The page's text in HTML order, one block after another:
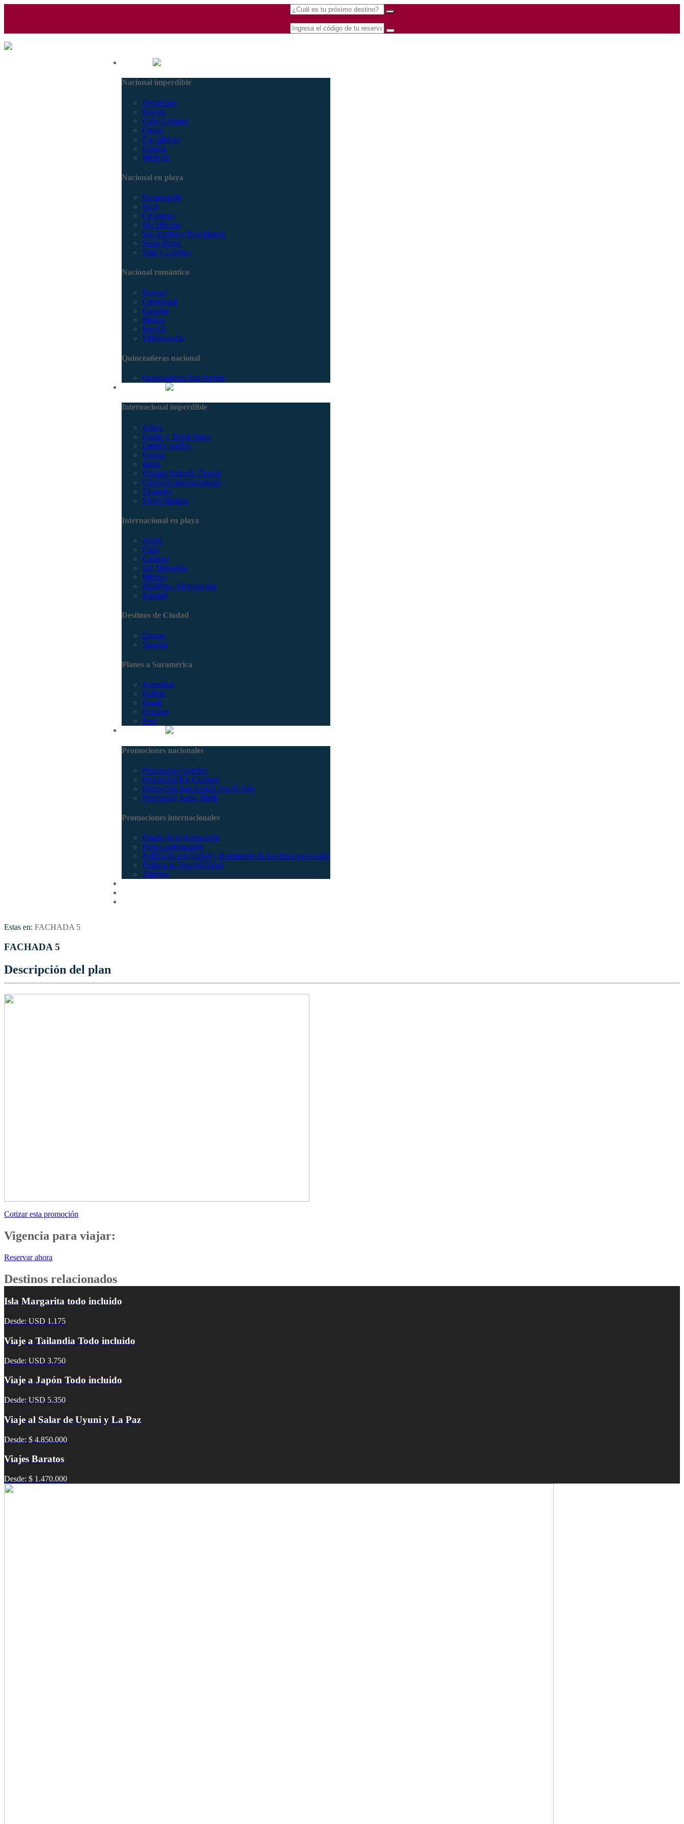
Nacional imperdible
Amazonas
Bogotá
Caño Cristales
Chocó
Eje cafetero
Guajira
Medellín
Nacional en playa
Barranquilla
Barú
Cartagena
Isla Múcura
San Andrés y Providencia
Santa Marta
Tolú y coveñas
Nacional romántico
Boyacá
Capurganá
Girardot
Melgar
San Gil
Villavicencio
Quinceañeras nacional
Quinceañeras San Andrés
Internacional imperdible
Africa
Egipto y Tierra Santa
Estados unidos
Europa
Japón
Parques Orlando Florida
Cruceros internacionales
Tailandia
Viajes Baratos
Internacional en playa
Aruba
Cuba
Curacao
Isla Margarita
México
República Dominicana
Panamá
Destinos de Ciudad
Europa
Turquía
Planes a Suramérica
Argentina
Bolivia
Brasil
Ecuador
Perú
Promociones nacionales
Promocion Coveñas
Promoción Eje Cafetero
Promoción San Andrés Fin de Año
Promoción Santa Marta
Promociones internacionales
Estado de tu transacción
Pago confirmación
Política de privacidad y tratamiento de los datos personales
Política de Sostenibilidad
Tiquetes
Estas en: FACHADA 5
FACHADA 5
Descripción del plan
Cotizar esta promoción
Vigencia para viajar:
Reservar ahora
Destinos relacionados
Isla Margarita todo incluido
Desde: USD 1.175
Viaje a Tailandia Todo incluido
Desde: USD 3.750
Viaje a Japón Todo incluido
Desde: USD 5.350
Viaje al Salar de Uyuni y La Paz
Desde: $ 4.850.000
Viajes Baratos
Desde: $ 1.470.000